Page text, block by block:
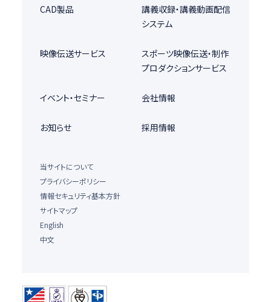
CAD製品
講義収録・講義動画配信
システム
映像伝送サービス
スポーツ映像伝送・制作
プロダクションサービス
イベント・セミナー 会社情報
お知らせ 採用情報
当サイトについて
プライバシーポリシー
情報セキュリティ基本方針
サイトマップ
English
中文